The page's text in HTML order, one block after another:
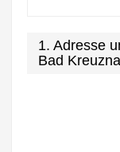
1. Adresse
Bad